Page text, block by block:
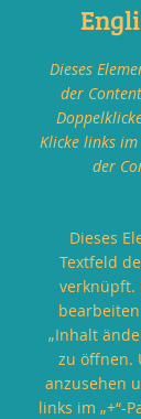
Dieses
der
Klicke links im
der
Dieses
Textfeld
verknüpft.
„Inhalt
zu öffnen.
anzusehen
links im „+“-